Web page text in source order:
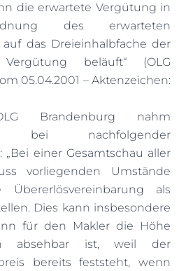
die erwartete Vergütung in
des erwarteten
auf das Dreieinhalbfache der
beläuft“ (OLG
05.04.2001 – Aktenzeichen:
Brandenburg nahm
bei nachfolgender
„Bei einer Gesamtschau aller
vorliegenden Umstände
als
Dies kann insbesondere
für den Makler die Höhe
absehbar ist, weil der
bereits feststeht, wenn